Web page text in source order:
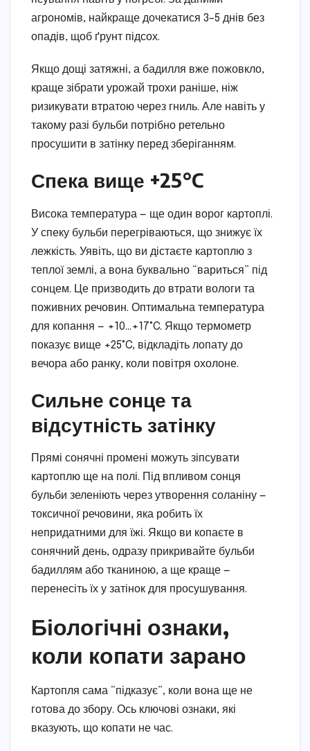
агрономів, найкраще дочекатися 3–5 днів без
опадів, щоб ґрунт підсох.
Якщо дощі затяжні, а бадилля вже пожовкло,
краще зібрати урожай трохи раніше, ніж
ризикувати втратою через гниль. Але навіть у
такому разі бульби потрібно ретельно
просушити в затінку перед зберіганням.
Спека вище +25°C
Висока температура — ще один ворог картоплі.
У спеку бульби перегріваються, що знижує їх
лежкість. Уявіть, що ви дістаєте картоплю з
теплої землі, а вона буквально “вариться” під
сонцем. Це призводить до втрати вологи та
поживних речовин. Оптимальна температура
для копання — +10…+17°C. Якщо термометр
показує вище +25°C, відкладіть лопату до
вечора або ранку, коли повітря охолоне.
Сильне сонце та
відсутність затінку
Прямі сонячні промені можуть зіпсувати
картоплю ще на полі. Під впливом сонця
бульби зеленіють через утворення соланіну —
токсичної речовини, яка робить їх
непридатними для їжі. Якщо ви копаєте в
сонячний день, одразу прикривайте бульби
бадиллям або тканиною, а ще краще —
перенесіть їх у затінок для просушування.
Біологічні ознаки,
коли копати зарано
Картопля сама “підказує”, коли вона ще не
готова до збору. Ось ключові ознаки, які
вказують, що копати не час.